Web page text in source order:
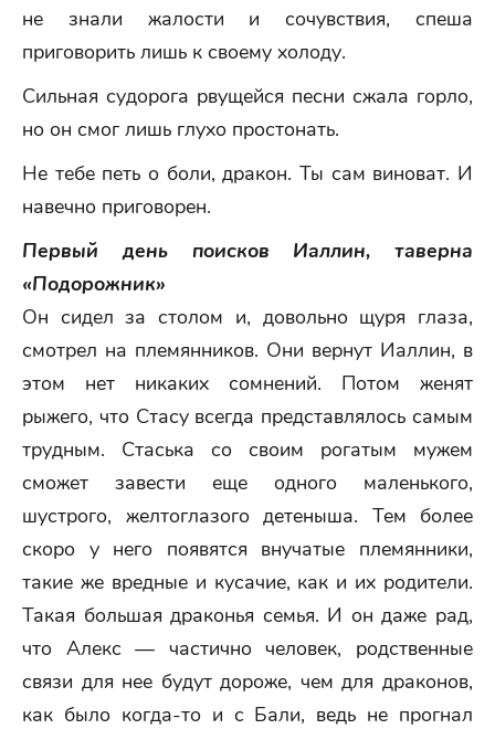
не знали жалости и сочувствия, спеша
приговорить лишь к своему холоду.
Сильная судорога рвущейся песни сжала горло,
но он смог лишь глухо простонать.
Не тебе петь о боли, дракон. Ты сам виноват. И
навечно приговорен.
Первый день поисков Иаллин, таверна
«Подорожник»
Он сидел за столом и, довольно щуря глаза,
смотрел на племянников. Они вернут Иаллин, в
этом нет никаких сомнений. Потом женят
рыжего, что Стасу всегда представлялось самым
трудным. Стаська со своим рогатым мужем
сможет завести еще одного маленького,
шустрого, желтоглазого детеныша. Тем более
скоро у него появятся внучатые племянники,
такие же вредные и кусачие, как и их родители.
Такая большая драконья семья. И он даже рад,
что Алекс — частично человек, родственные
связи для нее будут дороже, чем для драконов,
как было когда-то и с Бали, ведь не прогнал